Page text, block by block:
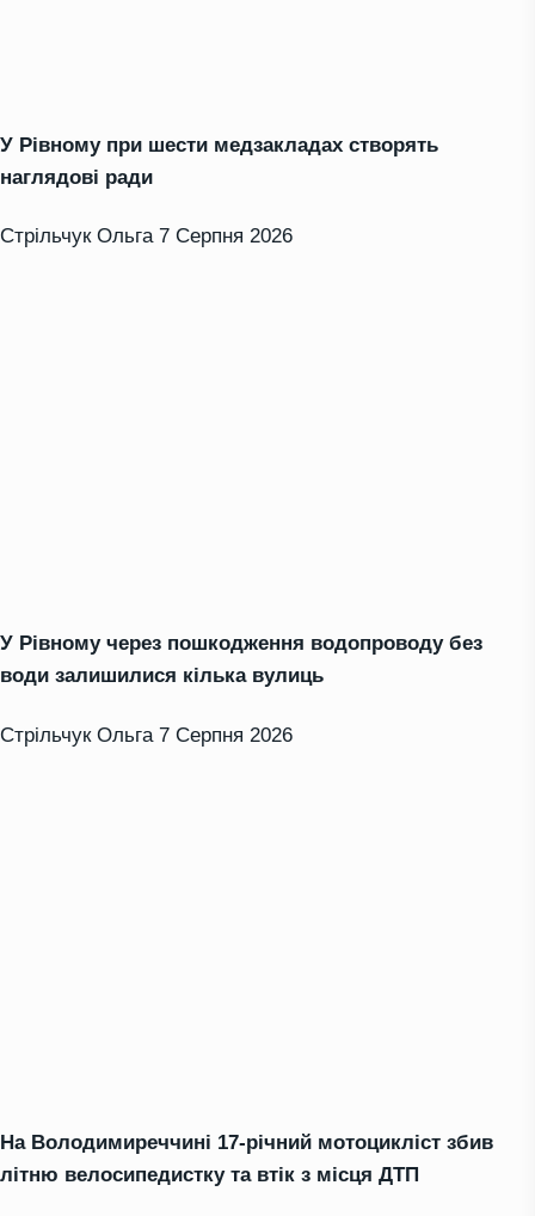
У Рівному при шести медзакладах створять
наглядові ради
Стрільчук Ольга 7 Серпня 2026
У Рівному через пошкодження водопроводу без
води залишилися кілька вулиць
Стрільчук Ольга 7 Серпня 2026
На Володимиреччині 17-річний мотоцикліст збив
літню велосипедистку та втік з місця ДТП